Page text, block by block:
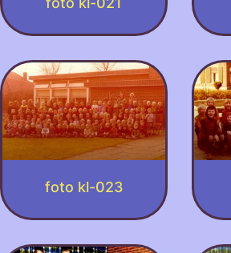
foto kl-023